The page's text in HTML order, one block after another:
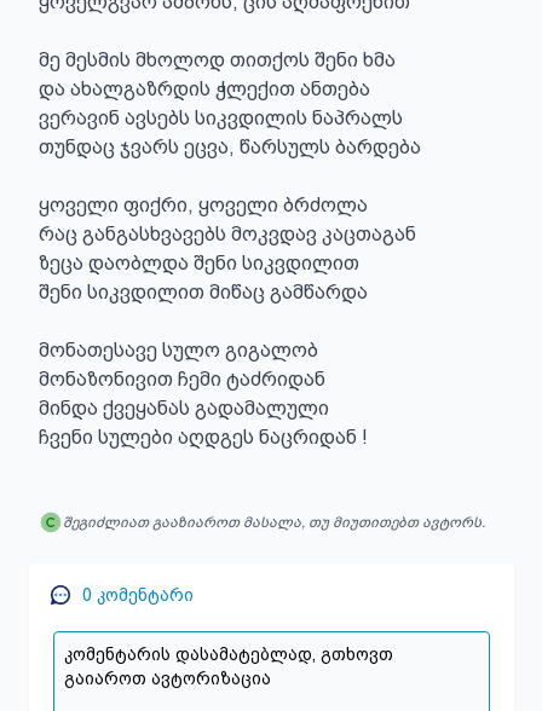
მე მესმის მხოლოდ თითქოს შენი ხმა
და ახალგაზრდის ჭლექით ანთება
ვერავინ ავსებს სიკვდილის ნაპრალს
თუნდაც ჯვარს ეცვა, წარსულს ბარდება
ყოველი ფიქრი, ყოველი ბრძოლა
რაც განგასხვავებს მოკვდავ კაცთაგან
ზეცა დაობლდა შენი სიკვდილით
შენი სიკვდილით მიწაც გამწარდა
მონათესავე სულო გიგალობ
მონაზონივით ჩემი ტაძრიდან
მინდა ქვეყანას გადამალული
ჩვენი სულები აღდგეს ნაცრიდან !
შეგიძლიათ გააზიაროთ მასალა, თუ მიუთითებთ ავტორს.
0 კომენტარი